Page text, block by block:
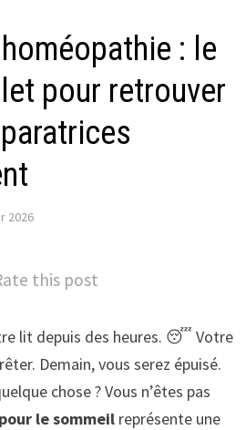
: le
pour retrouver
2026
this post
lit depuis des heures. 😴 Votre
Demain, vous serez épuisé.
chose ? Vous n’êtes pas
le sommeilreprésente une